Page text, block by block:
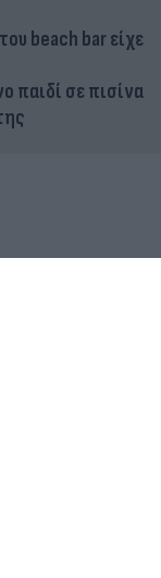
beach bar είχε
παιδί σε πισίνα